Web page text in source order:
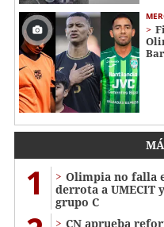
1
Olimpia no falla
derrota a UMECIT
grupo C
CN aprueba